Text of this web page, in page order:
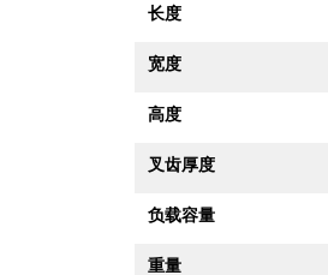
长度
宽度
高度
叉齿厚度
负载容量
重量